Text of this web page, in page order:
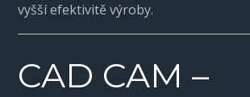
vyšší efektivitě výroby.
CAD CAM –